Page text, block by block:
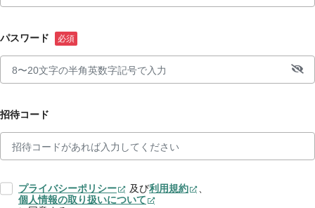
パスワード
招待コード
プライバシーポリシー 及び利用規約
、
個人情報の取り扱いについて